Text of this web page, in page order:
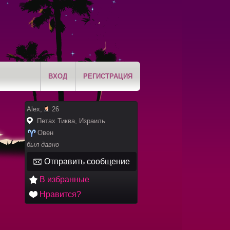
РЕГИСТРАЦИЯ
ВХОД
Alex,
26
Петах Тиква, Израиль
Овен
был давно
Отправить сообщение
В избранные
Нравится?